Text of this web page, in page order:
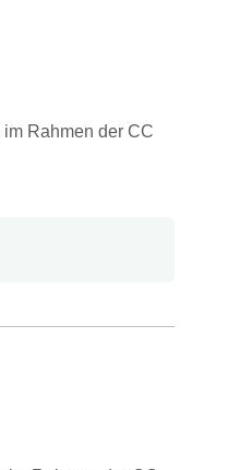
Rahmen der CC